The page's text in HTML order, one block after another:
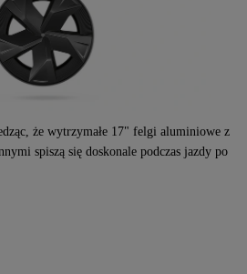
że wytrzymałe 17" felgi aluminiowe z
spiszą się doskonale podczas jazdy po